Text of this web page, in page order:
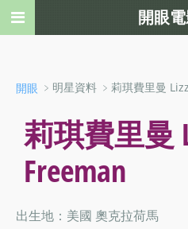
開眼 ﹥明星資料 ﹥莉琪費里曼
莉琪費里曼
Freeman
出生地：美國 奧克拉荷馬
開眼